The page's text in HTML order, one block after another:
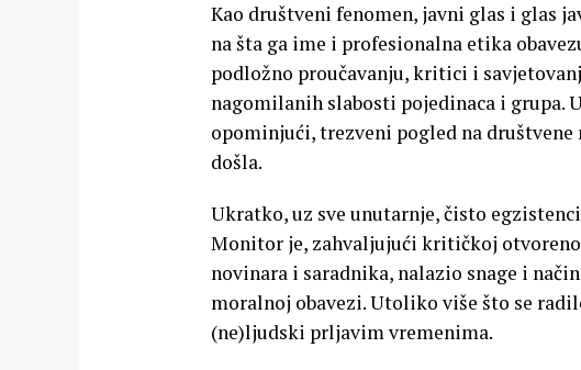
Kao društveni fenomen, javni glas i glas
na šta ga ime i profesionalna etika
podložno proučavanju, kritici i
nagomilanih slabosti pojedinaca i grupa.
opominjući, trezveni pogled na društvene
došla.
Ukratko, uz sve unutarnje, čisto
Monitor je, zahvaljujući kritičkoj
novinara i saradnika, nalazio snage i
moralnoj obavezi. Utoliko više što se
(ne)ljudski prljavim vremenima.